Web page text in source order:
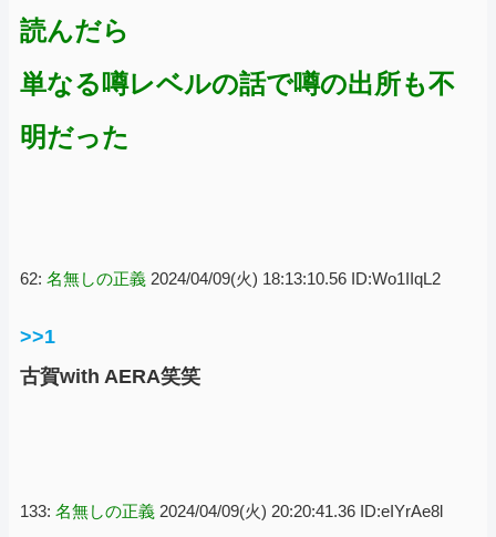
読んだら
単なる噂レベルの話で噂の出所も不
明だった
62: 名無しの正義 2024/04/09(火) 18:13:10.56 ID:Wo1IIqL2
>>1
古賀with AERA笑笑
133: 名無しの正義 2024/04/09(火) 20:20:41.36 ID:eIYrAe8l